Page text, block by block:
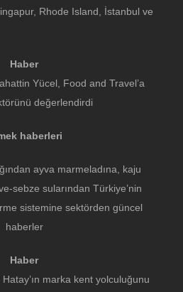
Rhode Island, İstanbul ve
Haber
Yücel, Food and Travel’a
değerlendirdi
haberleri
ayva marmeladına, kaju
sebze sularından Türkiye’nin
sistemine sektörden güncel
haberler
Haber
marka kent yolculuğunu